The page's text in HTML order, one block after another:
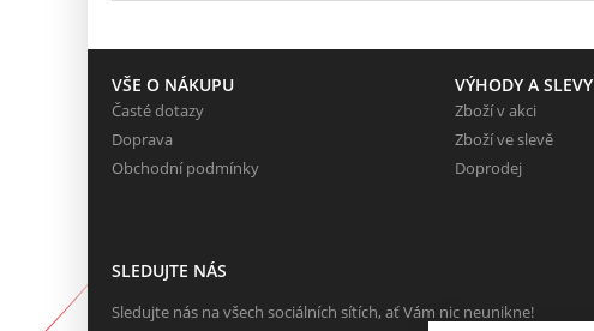
VŠE O NÁKUPU
Časté dotazy
Doprava
Obchodní podmínky
VÝHODY A SLEVY
Zboží v akci
Zboží ve slevě
Doprodej
SLEDUJTE NÁS
Sledujte nás na všech sociálních sítích, ať Vám nic neunikne!